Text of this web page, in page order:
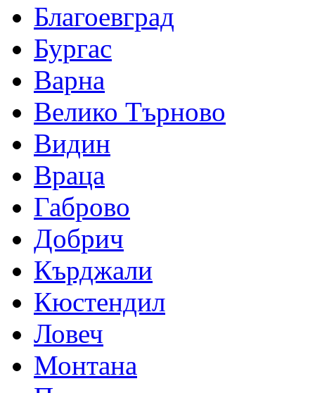
Благоевград
Бургас
Варна
Велико Търново
Видин
Враца
Габрово
Добрич
Кърджали
Кюстендил
Ловеч
Монтана